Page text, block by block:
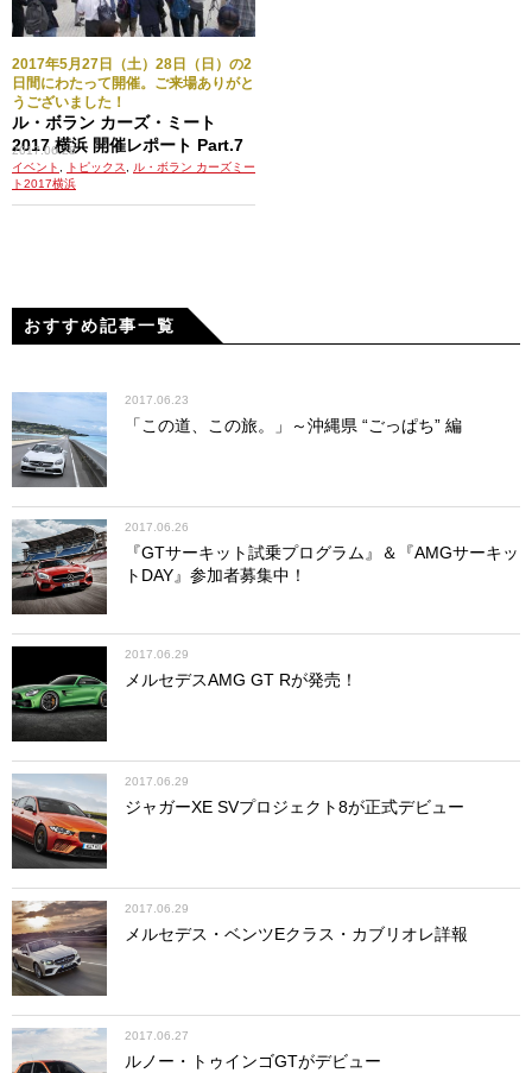
2017年5月27日（土）28日（日）の2
日間にわたって開催。ご来場ありがと
うございました！
ル・ボラン カーズ・ミート
2017 横浜 開催レポート Part.7
2017.06.28
イベント , トピックス, ル・ボラン カーズミー
ト2017横浜
おすすめ記事一覧
2017.06.23
「この道、この旅。」～沖縄県 “ごっぱち” 編
2017.06.26
『GTサーキット試乗プログラム』＆『AMGサーキッ
トDAY』参加者募集中！
2017.06.29
メルセデスAMG GT Rが発売！
2017.06.29
ジャガーXE SVプロジェクト8が正式デビュー
2017.06.29
メルセデス・ベンツEクラス・カブリオレ詳報
2017.06.27
ルノー・トゥインゴGTがデビュー